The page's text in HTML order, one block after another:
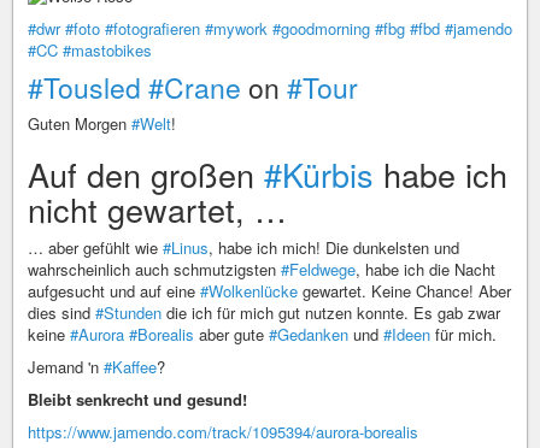
#dwr #foto #fotografieren #mywork #goodmorning #fbg #fbd #jamendo
#CC #mastobikes
#Tousled #Crane on #Tour
Guten Morgen #Welt!
Auf den großen #Kürbis habe ich
nicht gewartet, …
… aber gefühlt wie #Linus, habe ich mich! Die dunkelsten und
wahrscheinlich auch schmutzigsten #Feldwege, habe ich die Nacht
aufgesucht und auf eine #Wolkenlücke gewartet. Keine Chance! Aber
dies sind #Stunden die ich für mich gut nutzen konnte. Es gab zwar
keine #Aurora #Borealis aber gute #Gedanken und #Ideen für mich.
Jemand 'n #Kaffee?
Bleibt senkrecht und gesund!
https://www.jamendo.com/track/1095394/aurora-borealis